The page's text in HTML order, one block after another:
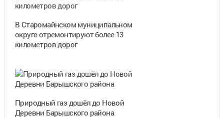
В Старомайнском муниципальном
округе отремонтируют более 13
километров дорог
Природный газ дошёл до Новой
Деревни Барышского района